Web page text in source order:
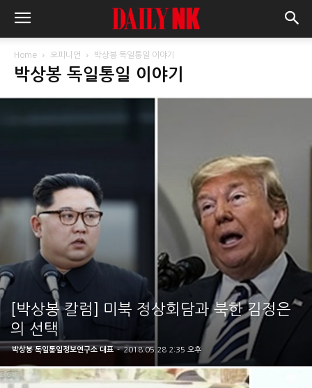
Home 오피니언 박상봉 독일통일 이야기
박상봉 독일통일 이야기
[박상봉 칼럼] 미북 정상회담과 북한 김정은
의 선택
박상봉 독일통일정보연구소 대표 - 2018.05.28 2:35 오후